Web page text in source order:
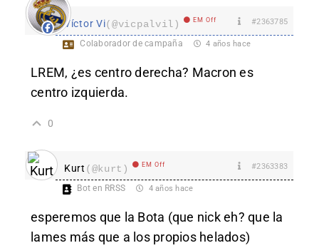
Víctor Vi(@vicpalvil) EM Off #2363785
Colaborador de campaña 4 años hace
LREM, ¿es centro derecha? Macron es
centro izquierda.
0
Kurt (@kurt) EM Off #2363383
Bot en RRSS 4 años hace
esperemos que la Bota (que nick eh? que la
lames más que a los propios helados)